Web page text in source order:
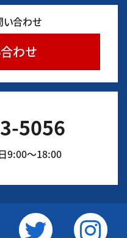
い合わせ
わせ
5056
9:00～18:00